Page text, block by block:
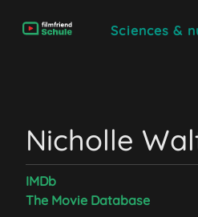
Sciences &
Nicholle
IMDb
The Movie Database